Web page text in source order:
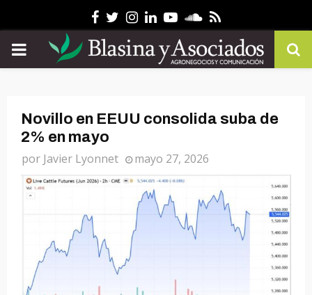
Facebook
Twitter
Instagram
Linkedin
YoutubeSoundcloud
Rss
PRIMARY
Novillo en EEUU consolida suba de
2% en mayo
por Javier Lyonnet mayo 27, 2026